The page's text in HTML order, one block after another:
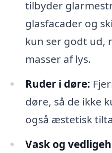
tilbyder
glasfacader og
kun ser godt ud,
masser af lys.
Ruder i døre:
døre, så de ikke
også æstetisk
Vask og